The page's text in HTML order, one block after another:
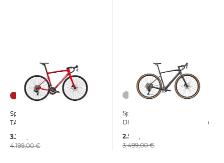
Specialized | Rennrad
TARMAC SL8 COMP AXS
3.360,00 €
4.199,00 €
Specialized | Gravelbike
DIVERGE SPORT aus Carbon
2.546,15 €
3.499,00 €